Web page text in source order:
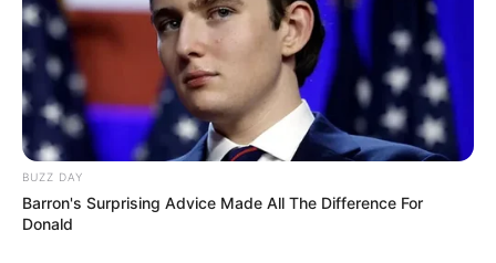
BUZZ DAY
Barron's Surprising Advice Made All The Difference For
Donald